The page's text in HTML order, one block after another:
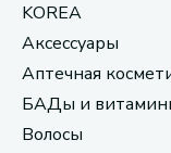
KOREA
Аксессуары
Аптечная
БАДы и
Волосы